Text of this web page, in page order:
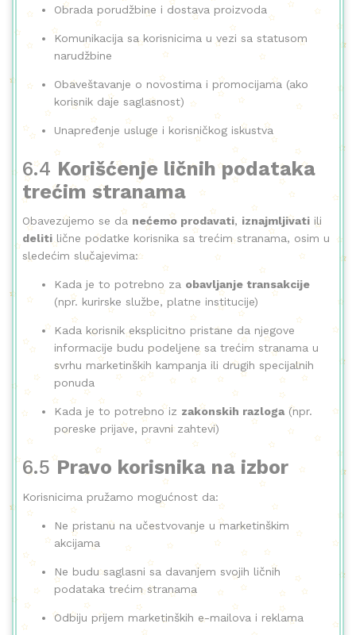
Obrada porudžbine i dostava proizvoda
Komunikacija sa korisnicima u vezi sa statusom
narudžbine
Obaveštavanje o novostima i promocijama (ako
korisnik daje saglasnost)
Unapređenje usluge i korisničkog iskustva
6.4 Korišćenje ličnih podataka
trećim stranama
Obavezujemo se da nećemo prodavati, iznajmljivati ili
deliti lične podatke korisnika sa trećim stranama, osim u
sledećim slučajevima:
Kada je to potrebno za obavljanje transakcije
(npr. kurirske službe, platne institucije)
Kada korisnik eksplicitno pristane da njegove
informacije budu podeljene sa trećim stranama u
svrhu marketinških kampanja ili drugih specijalnih
ponuda
Kada je to potrebno iz zakonskih razloga (npr.
poreske prijave, pravni zahtevi)
6.5Pravo korisnika na izbor
Korisnicima pružamo mogućnost da:
Ne pristanu na učestvovanje u marketinškim
akcijama
Ne budu saglasni sa davanjem svojih ličnih
podataka trećim stranama
Odbiju prijem marketinških e-mailova i reklama